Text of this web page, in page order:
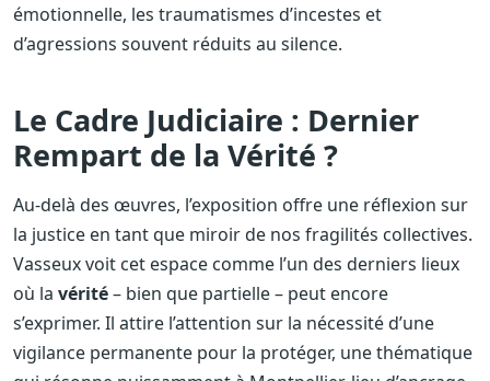
émotionnelle, les traumatismes d’incestes et
d’agressions souvent réduits au silence.
Le Cadre Judiciaire : Dernier
Rempart de la Vérité ?
Au-delà des œuvres, l’exposition offre une réflexion sur
la justice en tant que miroir de nos fragilités collectives.
Vasseux voit cet espace comme l’un des derniers lieux
où la vérité– bien que partielle – peut encore
s’exprimer. Il attire l’attention sur la nécessité d’une
vigilance permanente pour la protéger, une thématique